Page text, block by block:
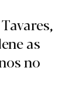
as
no